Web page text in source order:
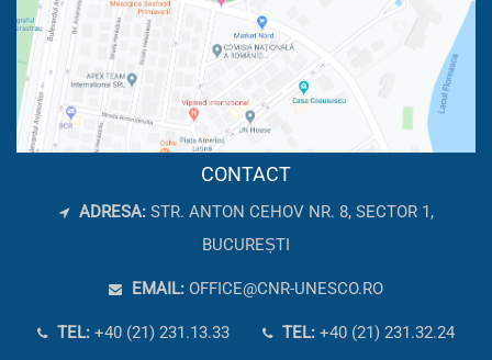
CONTACT
ADRESA: STR. ANTON CEHOV NR. 8, SECTOR 1,
BUCUREȘTI
EMAIL: OFFICE@CNR-UNESCO.RO
TEL: +40 (21) 231.13.33 TEL: +40 (21) 231.32.24